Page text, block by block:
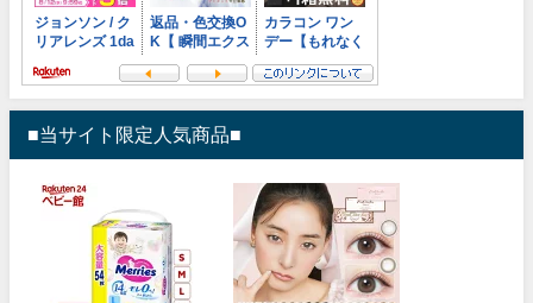
■当サイト限定人気商品■